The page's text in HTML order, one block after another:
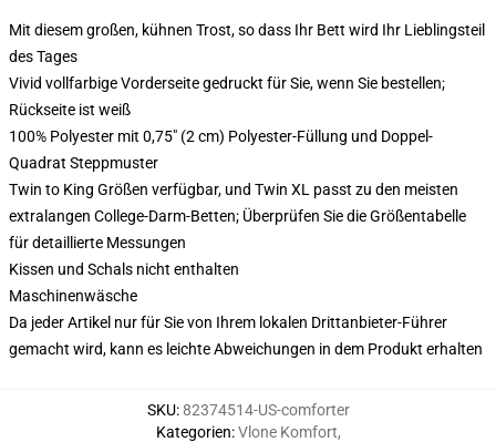
Mit diesem großen, kühnen Trost, so dass Ihr Bett wird Ihr Lieblingsteil
des Tages
Vivid vollfarbige Vorderseite gedruckt für Sie, wenn Sie bestellen;
Rückseite ist weiß
100% Polyester mit 0,75" (2 cm) Polyester-Füllung und Doppel-
Quadrat Steppmuster
Twin to King Größen verfügbar, und Twin XL passt zu den meisten
extralangen College-Darm-Betten; Überprüfen Sie die Größentabelle
für detaillierte Messungen
Kissen und Schals nicht enthalten
Maschinenwäsche
Da jeder Artikel nur für Sie von Ihrem lokalen Drittanbieter-Führer
gemacht wird, kann es leichte Abweichungen in dem Produkt erhalten
SKU:82374514-US-comforter
Kategorien:Vlone Komfort,